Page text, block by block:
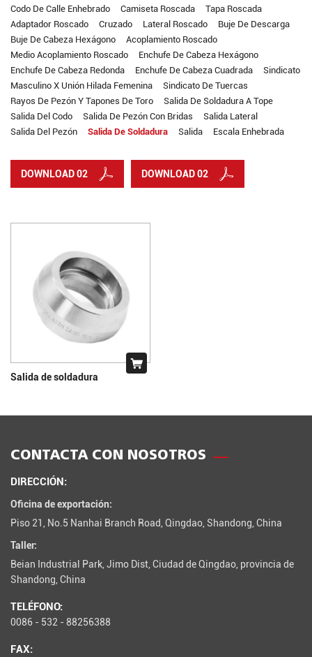
Codo De Calle Enhebrado
Camiseta Roscada
Tapa Roscada
Adaptador Roscado
Cruzado Lateral Roscado
Buje De Descarga
Buje De Cabeza Hexágono
Acoplamiento Roscado
Medio Acoplamiento Roscado
Enchufe De Cabeza Hexágono
Enchufe De Cabeza Redonda
Enchufe De Cabeza Cuadrada
Sindicato
Masculino X Unión Hilada Femenina
Sindicato De Tuercas
Rayos De Pezón Y Tapones De Toro
Salida De Soldadura A Tope
Salida Del Codo
Salida De Pezón Con Bridas
Salida Lateral
Salida Del Pezón
Salida De Soldadura Salida Escala Enhebrada
DOWNLOAD 02 DOWNLOAD 02
Salida de soldadura
CONTACTA CON NOSOTROS
DIRECCIÓN:
Oficina de exportación:
Piso 21, No.5 Nanhai Branch Road, Qingdao, Shandong, China
Taller:
Beian Industrial Park, Jimo Dist, Ciudad de Qingdao, provincia de
Shandong, China
TELÉFONO:
0086 - 532 - 88256388
FAX: